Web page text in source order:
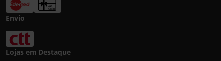
Envio
Lojas em Destaque